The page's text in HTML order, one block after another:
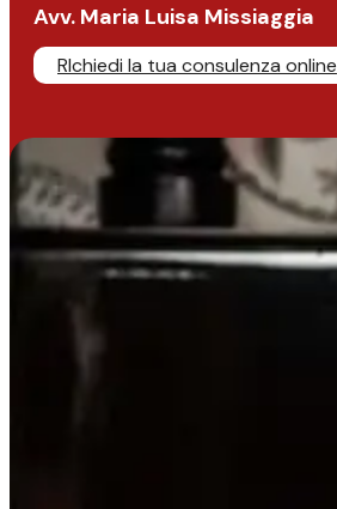
Avv. Maria Luisa Missiaggia
RIchiedi la tua consulenza online